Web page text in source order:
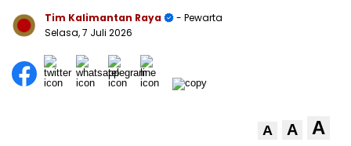
Tim Kalimantan Raya
- Pewarta
Selasa, 7 Juli 2026
A A A